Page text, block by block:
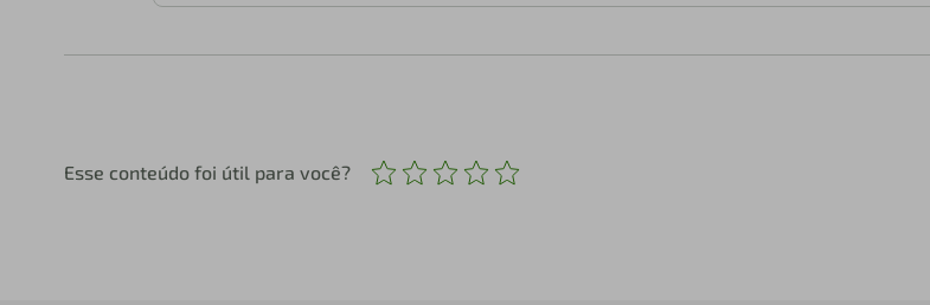
Esse conteúdo foi útil para você?